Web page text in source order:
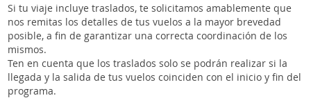
Si tu viaje incluye traslados, te solicitamos amablemente que
nos remitas los detalles de tus vuelos a la mayor brevedad
posible, a fin de garantizar una correcta coordinación de los
mismos.
Ten en cuenta que los traslados solo se podrán realizar si la
llegada y la salida de tus vuelos coinciden con el inicio y fin del
programa.